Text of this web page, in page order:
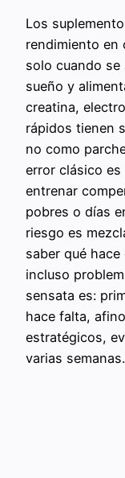
Los
rendimiento en
solo cuando se
sueño y
creatina,
rápidos tienen
no como
error clásico
entrenar
pobres o días
riesgo es
saber qué
incluso
sensata es:
hace falta,
estratégicos,
varias semanas.